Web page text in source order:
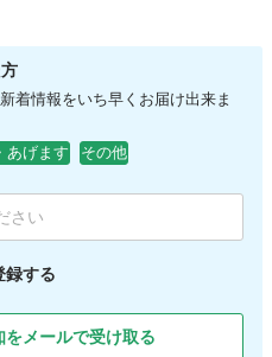
着情報をいち早くお届け出来ま
あげます その他
録する
をメールで受け取る